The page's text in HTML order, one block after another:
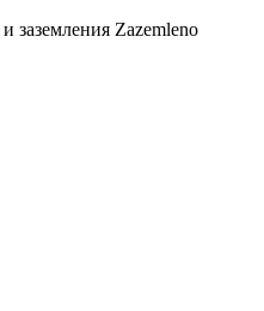
заземления Zazemleno